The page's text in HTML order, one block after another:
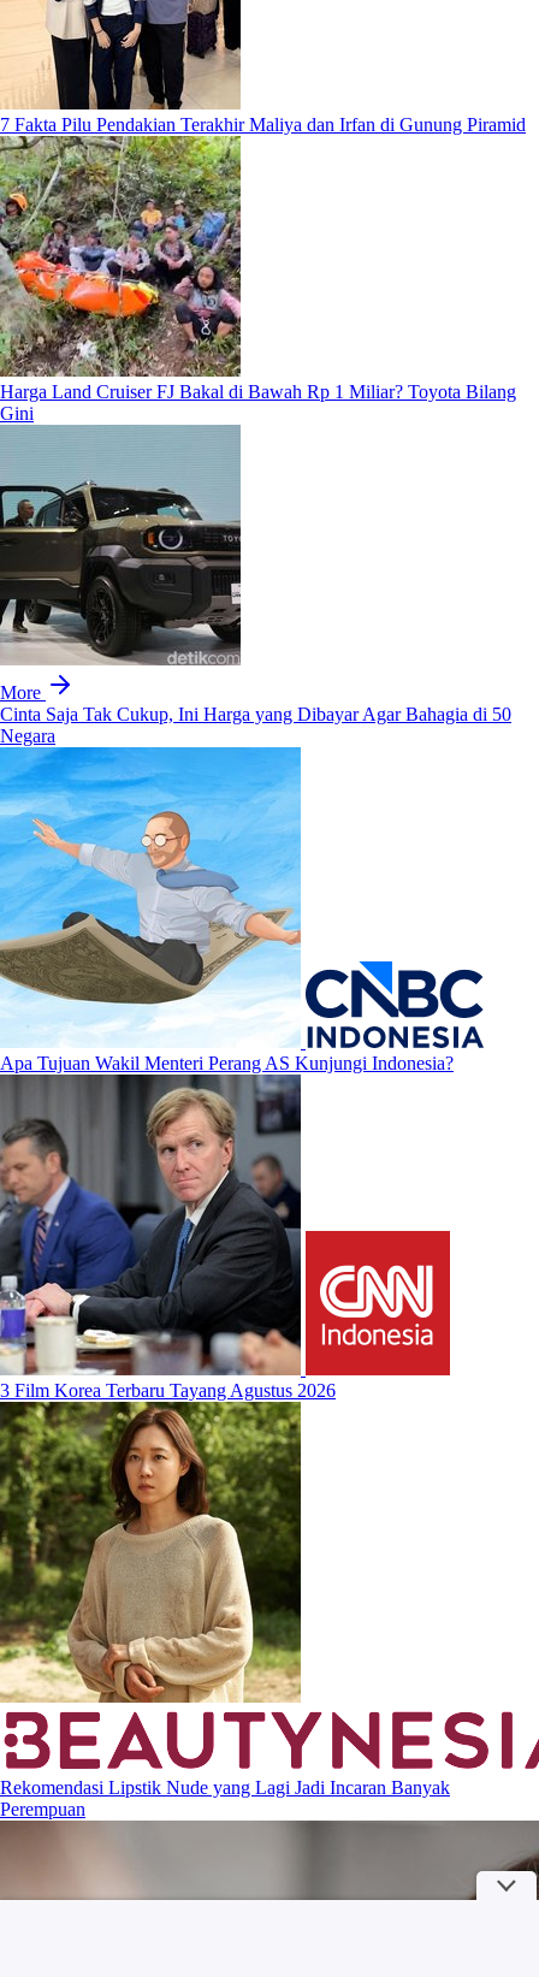
7 Fakta Pilu Pendakian Terakhir Maliya dan Irfan di Gunung Piramid
Harga Land Cruiser FJ Bakal di Bawah Rp 1 Miliar? Toyota Bilang
Gini
More
Cinta Saja Tak Cukup, Ini Harga yang Dibayar Agar Bahagia di 50
Negara
Apa Tujuan Wakil Menteri Perang AS Kunjungi Indonesia?
3 Film Korea Terbaru Tayang Agustus 2026
Rekomendasi Lipstik Nude yang Lagi Jadi Incaran Banyak
Perempuan